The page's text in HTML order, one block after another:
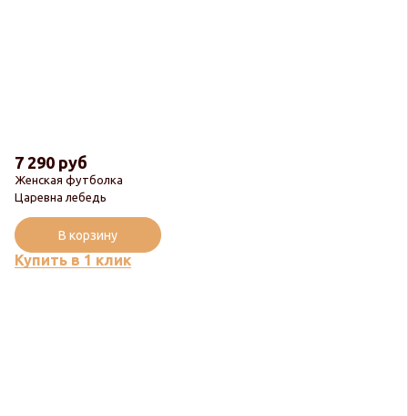
Женская футболка
Царевна лебедь
7 290 руб
Купить в 1 клик
В корзину